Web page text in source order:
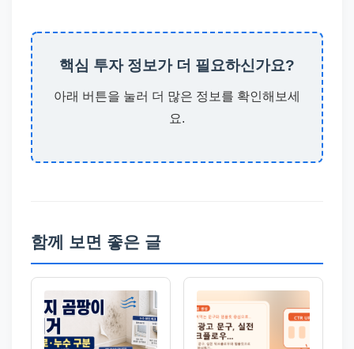
핵심 투자 정보가 더 필요하신가요?
아래 버튼을 눌러 더 많은 정보를 확인해보세
요.
함께 보면 좋은 글